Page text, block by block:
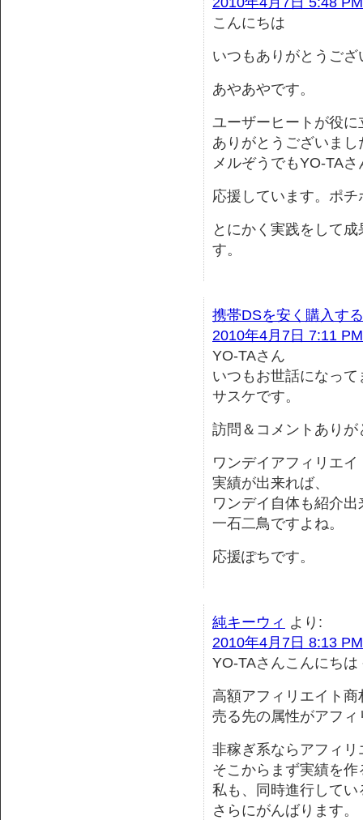
こんにちは
いつもありがとうござ
あやあやです。
ユーザーヒートが役
ありがとうございまし
メルぞうでもYO-TA
応援しています。ポチ
とにかく実践をして
す。
携帯DSを安く購入す
2010年4月7日 7:11 PM
YO-TAさん
いつもお世話になって
サスケです。
訪問＆コメントあり
ワンデイアフィリエ
実績が出来れば、
ワンデイ自体も紹介出
一石二鳥ですよね。
応援ぽちです。
純キーウィ より:
2010年4月7日 8:13 PM
YO-TAさんこんにちは
高額アフィリエイト商
売る先の属性がアフ
非稼ぎ系ならアフィ
そこからまず実績を
私も、同時進行して
さらにがんばります。